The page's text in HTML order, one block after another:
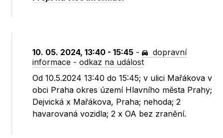
10. 05. 2024, 13:40 - 15:45 -
dopravní
informace -odkaz na událost
Od 10.5.2024 13:40 do 15:45; v ulici Mařákova v
obci Praha okres území Hlavního města Prahy;
Dejvická x Mařákova, Praha; nehoda; 2
havarovaná vozidla; 2 x OA bez zranění.